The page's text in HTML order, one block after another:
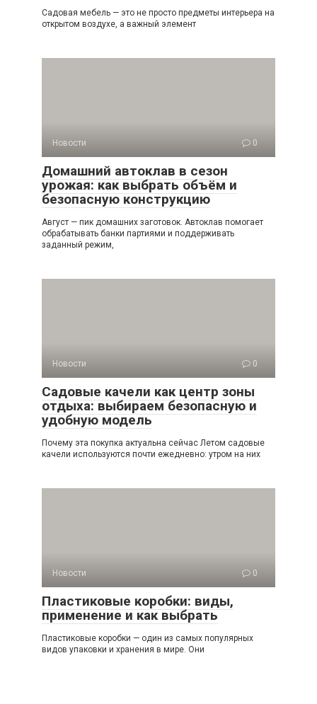
Садовая мебель — это не просто предметы интерьера на
открытом воздухе, а важный элемент
Новости 0
Домашний автоклав в сезон
урожая: как выбрать объём и
безопасную конструкцию
Август — пик домашних заготовок. Автоклав помогает
обрабатывать банки партиями и поддерживать
заданный режим,
Новости 0
Садовые качели как центр зоны
отдыха: выбираем безопасную и
удобную модель
Почему эта покупка актуальна сейчас Летом садовые
качели используются почти ежедневно: утром на них
Новости 0
Пластиковые коробки: виды,
применение и как выбрать
Пластиковые коробки — один из самых популярных
видов упаковки и хранения в мире. Они